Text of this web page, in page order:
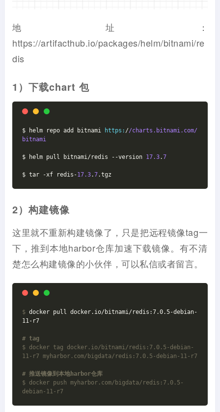
地址：
https://artifacthub.io/packages/helm/bitnami/re
dis
1）下载chart 包
$ helm repo add bitnami https: //charts.bitnami.com/
bitnami
$ helm pull bitnami/redis --version 17.3.7
$ tar -xf redis-17.3.7.tgz
2）构建镜像
这里就不重新构建镜像了，只是把远程镜像tag一
下，推到本地harbor仓库加速下载镜像。有不清
楚怎么构建镜像的小伙伴，可以私信或者留言。
$ docker pull docker.io/bitnami/redis:7.0.5-debian-
11-r7
# tag
$ docker tag docker.io/bitnami/redis:7.0.5-debian-
11-r7 myharbor.com/bigdata/redis:7.0.5-debian-11-r7
# 推送镜像到本地harbor仓库
$ docker push myharbor.com/bigdata/redis:7.0.5-
debian-11-r7